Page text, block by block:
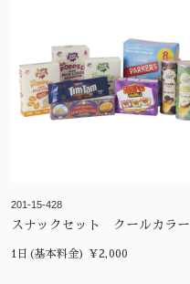
201-15-428
スナックセット クールカラー
1日(基本料金) ¥2,000